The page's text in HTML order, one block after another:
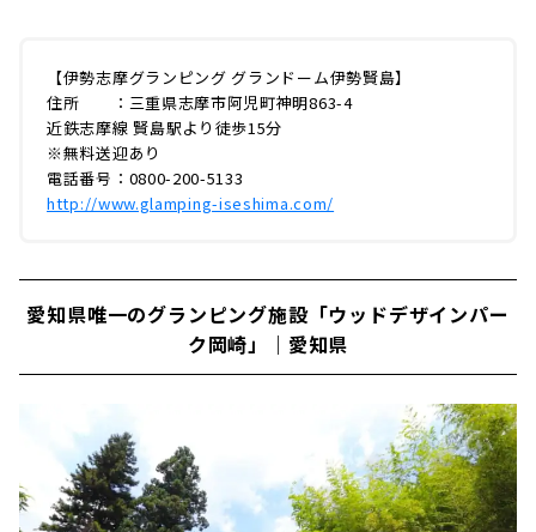
【伊勢志摩グランピング グランドーム伊勢賢島】
住所 ：三重県志摩市阿児町神明863-4
近鉄志摩線 賢島駅より徒歩15分
※無料送迎あり
電話番号：0800-200-5133
http://www.glamping-iseshima.com/
愛知県唯一のグランピング施設「ウッドデザインパー
ク岡崎」｜愛知県